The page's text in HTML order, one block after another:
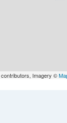
contributors, Imagery ©